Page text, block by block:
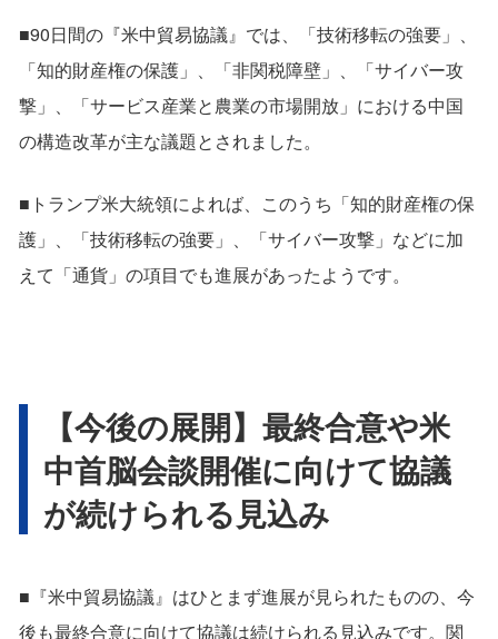
■90日間の『米中貿易協議』では、「技術移転の強要」、
「知的財産権の保護」、「非関税障壁」、「サイバー攻
撃」、「サービス産業と農業の市場開放」における中国
の構造改革が主な議題とされました。
■トランプ米大統領によれば、このうち「知的財産権の保
護」、「技術移転の強要」、「サイバー攻撃」などに加
えて「通貨」の項目でも進展があったようです。
【今後の展開】最終合意や米
中首脳会談開催に向けて協議
が続けられる見込み
■『米中貿易協議』はひとまず進展が見られたものの、今
後も最終合意に向けて協議は続けられる見込みです。関